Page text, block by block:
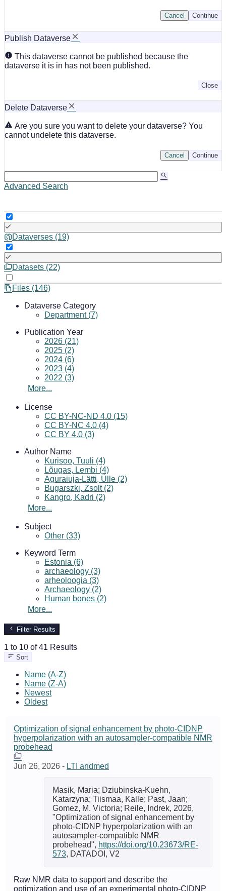
Continue
Cancel
Publish Dataverse
This dataverse cannot be published because the
dataverse it is in has not been published.
Close
Delete Dataverse
Are you sure you want to delete your dataverse? You
cannot undelete this dataverse.
Continue
Cancel
Advanced Search
Dataverses (19)
Datasets (22)
Files (146)
Dataverse Category
Department (7)
Publication Year
2026 (21)
2025 (2)
2024 (6)
2023 (4)
2022 (3)
More...
License
CC BY-NC-ND 4.0 (15)
CC BY-NC 4.0 (4)
CC BY 4.0 (3)
Author Name
Kurisoo, Tuuli (4)
Lõugas, Lembi (4)
Aguraiuja-Lätti, Ülle (2)
Bugarszki, Zsolt (2)
Kangro, Kadri (2)
More...
Subject
Other (33)
Keyword Term
Estonia (6)
archaeology (3)
arheoloogia (3)
Archaeology (2)
Human bones (2)
More...
Filter Results
1 to 10 of 41 Results
Sort
Name (A-Z)
Name (Z-A)
Newest
Oldest
Optimization of signal enhancement by photo-CIDNP
hyperpolarization with an autosampler-compatible NMR
probehead
Jun 26, 2026 - LTI andmed
Masik, Maria; Dziubinska-Kuehn,
Katarzyna; Tiismaa, Kalle; Past, Jaan;
Gomez, M. Victoria; Reile, Indrek, 2026,
"Optimization of signal enhancement by
photo-CIDNP hyperpolarization with an
autosampler-compatible NMR
probehead", https://doi.org/10.23673/RE-
573, DATADOI, V2
Raw NMR data to support and describe the
optimization and use of an experimental photo-CIDNP